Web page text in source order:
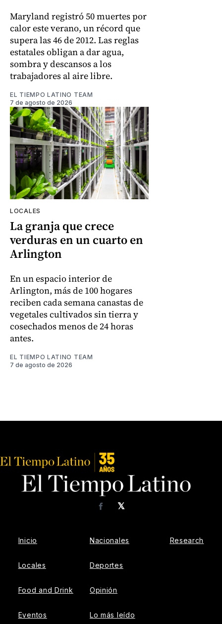
Maryland registró 50 muertes por
calor este verano, un récord que
supera las 46 de 2012. Las reglas
estatales obligan a dar agua,
sombra y descansos a los
trabajadores al aire libre.
EL TIEMPO LATINO TEAM
7 de agosto de 2026
LOCALES
La granja que crece
verduras en un cuarto en
Arlington
En un espacio interior de
Arlington, más de 100 hogares
reciben cada semana canastas de
vegetales cultivados sin tierra y
cosechados menos de 24 horas
antes.
EL TIEMPO LATINO TEAM
7 de agosto de 2026
𝕏
Facebook
Inicio
Locales
Food and Drink
Eventos
Nacionales
Deportes
Opinión
Lo más leído
Research